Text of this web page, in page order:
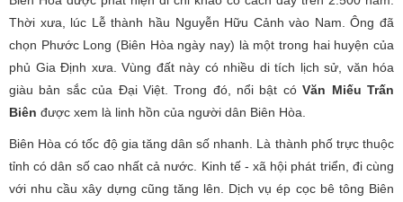
Thời xưa, lúc Lễ thành hầu Nguyễn Hữu Cảnh vào Nam. Ông đã
chọn Phước Long (Biên Hòa ngày nay) là một trong hai huyện của
phủ Gia Định xưa. Vùng đất này có nhiều di tích lịch sử, văn hóa
giàu bản sắc của Đại Việt. Trong đó, nổi bật cóVăn Miếu Trấn
Biên được xem là linh hồn của người dân Biên Hòa.
Biên Hòa có tốc độ gia tăng dân số nhanh. Là thành phố trực thuộc
tỉnh có dân số cao nhất cả nước. Kinh tế - xã hội phát triển, đi cùng
với nhu cầu xây dựng cũng tăng lên. Dịch vụ ép cọc bê tông Biên